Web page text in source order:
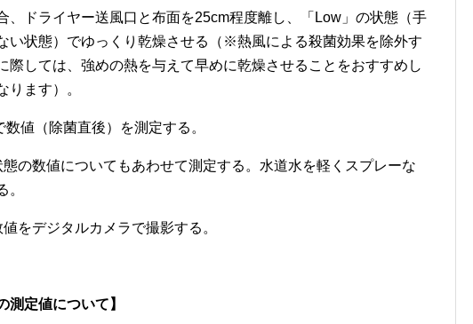
、ドライヤー送風口と布面を25cm程度離し、「Low」の状態（手
い状態）でゆっくり乾燥させる（※熱風による殺菌効果を除外す
際しては、強めの熱を与えて早めに乾燥させることをおすすめし
ります）。
数値（除菌直後）を測定する。
態の数値についてもあわせて測定する。水道水を軽くスプレーな
。
をデジタルカメラで撮影する。
測定値について】